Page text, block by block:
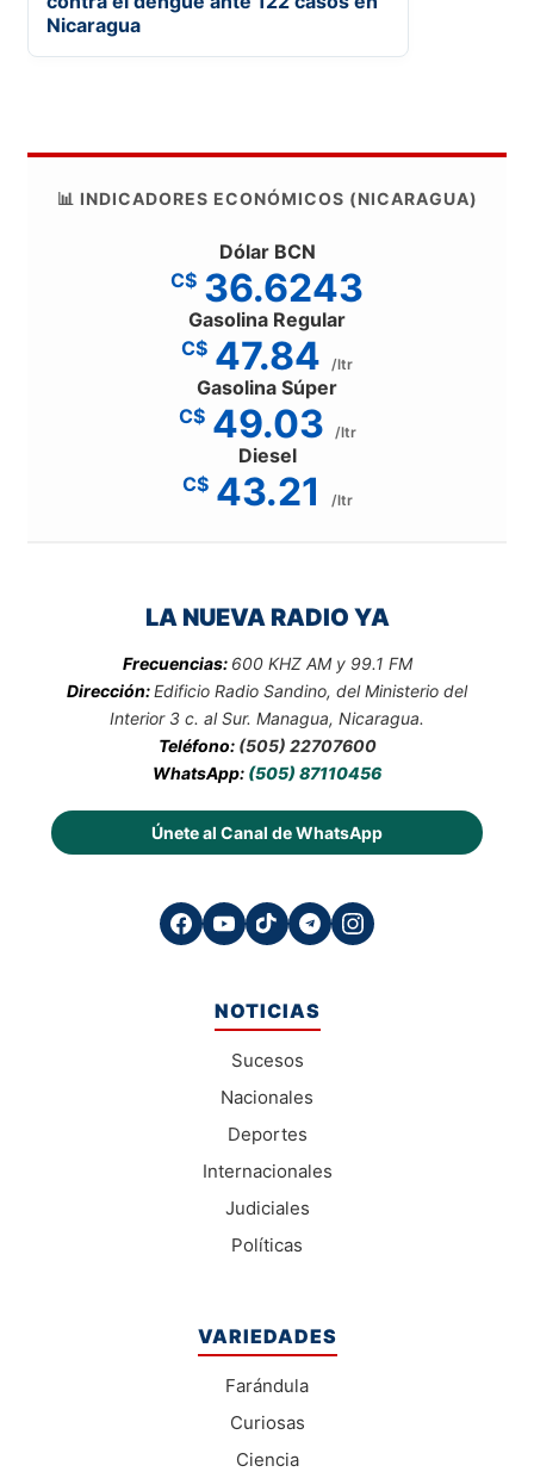
Nicaragua
📊 INDICADORES ECONÓMICOS (NICARAGUA)
Dólar BCN
C$ 36.6243
Gasolina Regular
C$ 47.84 /ltr
Gasolina Súper
C$ 49.03 /ltr
Diesel
C$ 43.21 /ltr
LA NUEVA RADIO YA
Frecuencias: 600 KHZ AM y 99.1 FM
Dirección:Edificio Radio Sandino, del Ministerio del
Interior 3 c. al Sur. Managua, Nicaragua.
Teléfono: (505) 22707600
WhatsApp: (505) 87110456
Únete al Canal de WhatsApp
NOTICIAS
Sucesos
Nacionales
Deportes
Internacionales
Judiciales
Políticas
VARIEDADES
Farándula
Curiosas
Ciencia